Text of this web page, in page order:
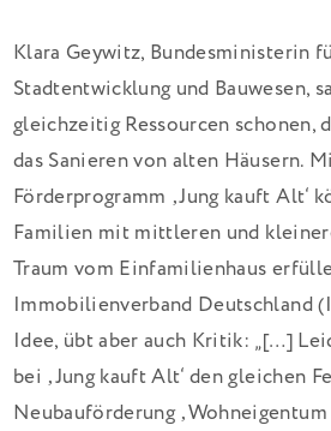
Klara Geywitz, Bundesministerin
Stadtentwicklung und Bauwesen,
gleichzeitig Ressourcen schonen,
das Sanieren von alten Häusern.
Förderprogramm ‚Jung kauft Alt‘
Familien mit mittleren und
Traum vom Einfamilienhaus
Immobilienverband Deutschland
Idee, übt aber auch Kritik: „[…]
bei ‚Jung kauft Alt‘ den gleichen
Neubauförderung